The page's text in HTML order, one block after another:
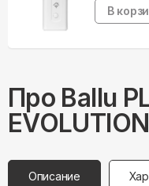
В
Про Ballu
Описание